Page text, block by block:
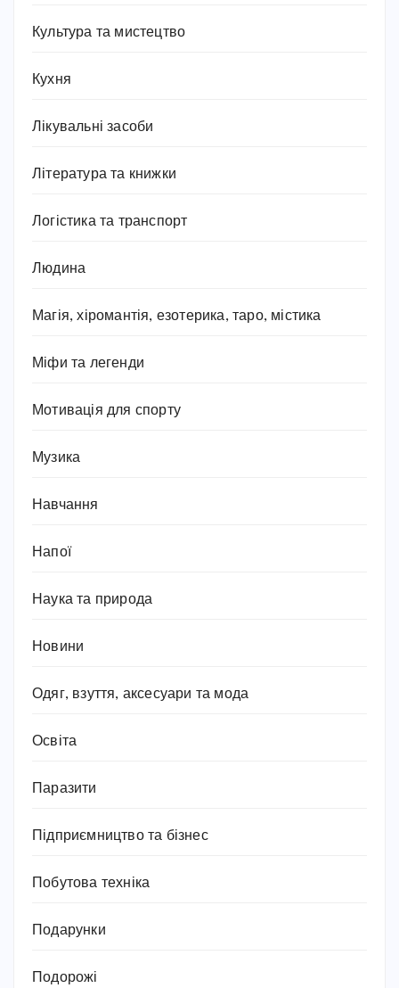
Культура та мистецтво
Кухня
Лікувальні засоби
Література та книжки
Логістика та транспорт
Людина
Магія, хіромантія, езотерика, таро, містика
Міфи та легенди
Мотивація для спорту
Музика
Навчання
Напої
Наука та природа
Новини
Одяг, взуття, аксесуари та мода
Освіта
Паразити
Підприємництво та бізнес
Побутова техніка
Подарунки
Подорожі